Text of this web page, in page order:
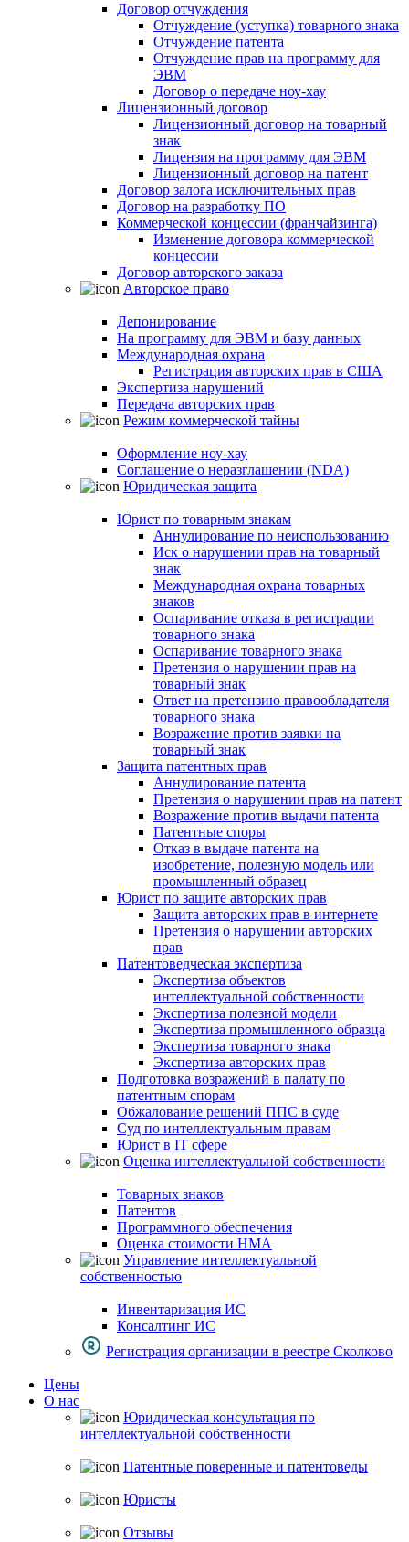
Договор отчуждения
Отчуждение (уступка) товарного знака
Отчуждение патента
Отчуждение прав на программу для
ЭВМ
Договор о передаче ноу-хау
Лицензионный договор
Лицензионный договор на товарный
знак
Лицензия на программу для ЭВМ
Лицензионный договор на патент
Договор залога исключительных прав
Договор на разработку ПО
Коммерческой концессии (франчайзинга)
Изменение договора коммерческой
концессии
Договор авторского заказа
Авторское право
Депонирование
На программу для ЭВМ и базу данных
Международная охрана
Регистрация авторских прав в США
Экспертиза нарушений
Передача авторских прав
Режим коммерческой тайны
Оформление ноу-хау
Соглашение о неразглашении (NDA)
Юридическая защита
Юрист по товарным знакам
Аннулирование по неиспользованию
Иск о нарушении прав на товарный
знак
Международная охрана товарных
знаков
Оспаривание отказа в регистрации
товарного знака
Оспаривание товарного знака
Претензия о нарушении прав на
товарный знак
Ответ на претензию правообладателя
товарного знака
Возражение против заявки на
товарный знак
Защита патентных прав
Аннулирование патента
Претензия о нарушении прав на патент
Возражение против выдачи патента
Патентные споры
Отказ в выдаче патента на
изобретение, полезную модель или
промышленный образец
Юрист по защите авторских прав
Защита авторских прав в интернете
Претензия о нарушении авторских
прав
Патентоведческая экспертиза
Экспертиза объектов
интеллектуальной собственности
Экспертиза полезной модели
Экспертиза промышленного образца
Экспертиза товарного знака
Экспертиза авторских прав
Подготовка возражений в палату по
патентным спорам
Обжалование решений ППС в суде
Суд по интеллектуальным правам
Юрист в IT сфере
Оценка интеллектуальной собственности
Товарных знаков
Патентов
Программного обеспечения
Оценка стоимости НМА
Управление интеллектуальной
собственностью
Инвентаризация ИС
Консалтинг ИС
Регистрация организации в реестре Сколково
Цены
О нас
Юридическая консультация по
интеллектуальной собственности
Патентные поверенные и патентоведы
Юристы
Отзывы